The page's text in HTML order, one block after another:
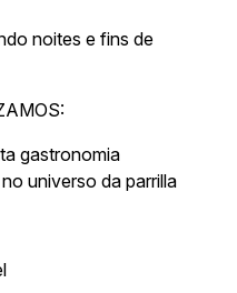
noites e fins de
gastronomia
universo da parrilla